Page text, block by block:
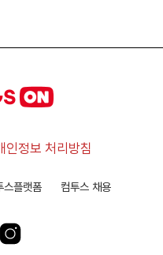
인정보 처리방침
스플랫폼 컴투스 채용